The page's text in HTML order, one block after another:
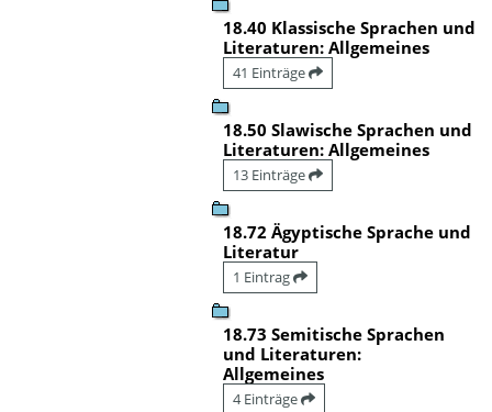
18.40 Klassische Sprachen und
Literaturen: Allgemeines
41 Einträge
18.50 Slawische Sprachen und
Literaturen: Allgemeines
13 Einträge
18.72 Ägyptische Sprache und
Literatur
1 Eintrag
18.73 Semitische Sprachen
und Literaturen:
Allgemeines
4 Einträge